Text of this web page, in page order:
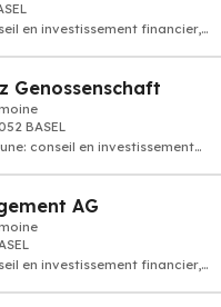
en investissement financier,
Genossenschaft
BASEL
conseil en investissement
AG
en investissement financier,